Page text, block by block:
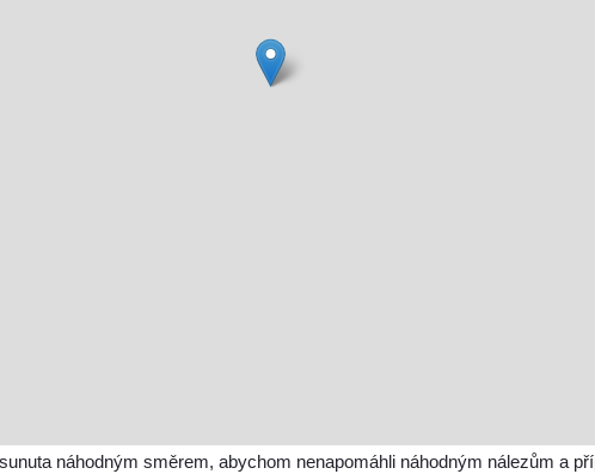
náhodným směrem, abychom nenapomáhli náhodným nálezům a